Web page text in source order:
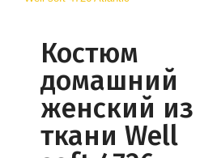
Костюм
домашний
женский из
ткани Well